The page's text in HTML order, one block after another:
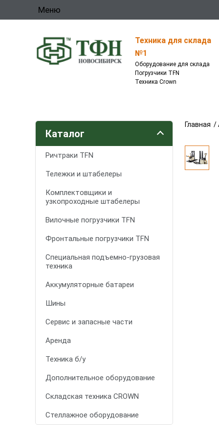
Меню
Техника для склада
№1
Оборудование для склада
Погрузчики TFN
Техника Crown
Каталог
Ричтраки TFN
Тележки и штабелеры
Комплектовщики и
узкопроходные штабелеры
Вилочные погрузчики TFN
Фронтальные погрузчики TFN
Специальная подъемно-грузовая
техника
Аккумуляторные батареи
Шины
Сервис и запасные части
Аренда
Техника б/у
Дополнительное оборудование
Складская техника CROWN
Стеллажное оборудование
Главная /